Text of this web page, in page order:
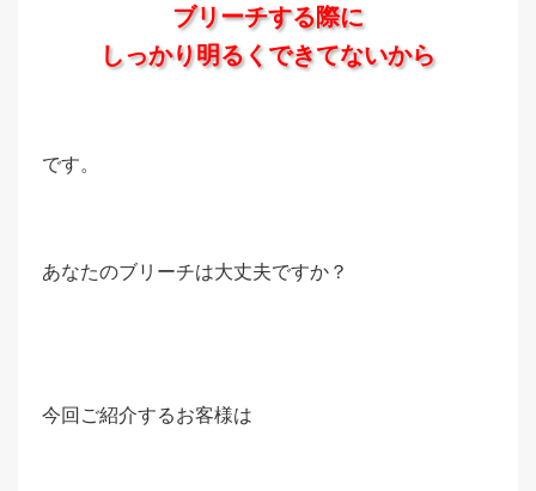
ブリーチする際に
しっかり明るくできてないから
です。
あなたのブリーチは大丈夫ですか？
今回ご紹介するお客様は